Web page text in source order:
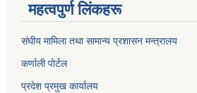
महत्वपुर्ण लिंकहरू
संघीय मामिला तथा सामान्य प्रशासन मन्त्रालय
कर्णाली पाेर्टल
प्रदेश प्रमुख कार्यालय